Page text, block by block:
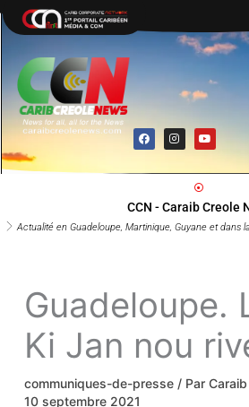
au
F
a
c
b
k
I
n
s
a
a
Y
o
u
u
b
Actualité en Guadeloupe, Martinique, Guyane et dans
CCN - Caraib Creole
Guadeloupe.
Ki Jan nou
?